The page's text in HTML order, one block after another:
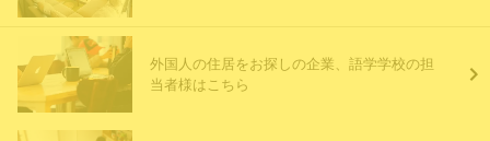
外国人の住居をお探しの企業、語学学校の担
当者様はこちら